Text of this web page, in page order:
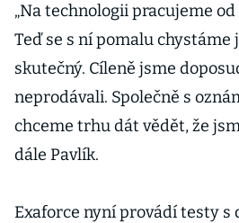
„Na technologii pracujeme
Teď se s ní pomalu chystáme
skutečný. Cíleně jsme
neprodávali. Společně s
chceme trhu dát vědět, že
dále Pavlík.
Exaforce nyní provádí testy s